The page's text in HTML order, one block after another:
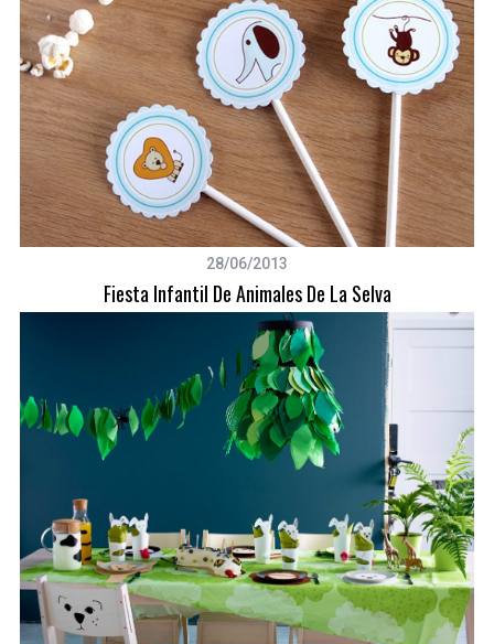
28/06/2013
Fiesta Infantil De Animales De La Selva